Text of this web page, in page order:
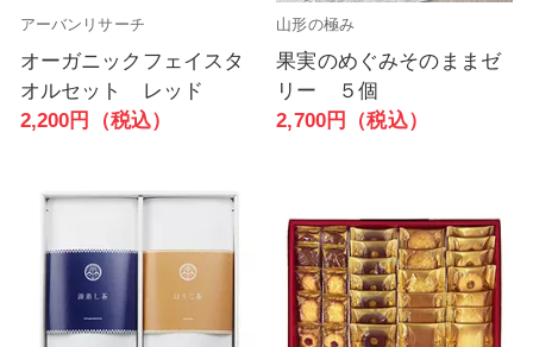
アーバンリサーチ
オーガニックフェイスタ
オルセット レッド
2,200円（税込）
山形の極み
果実のめぐみそのままゼ
リー ５個
2,700円（税込）